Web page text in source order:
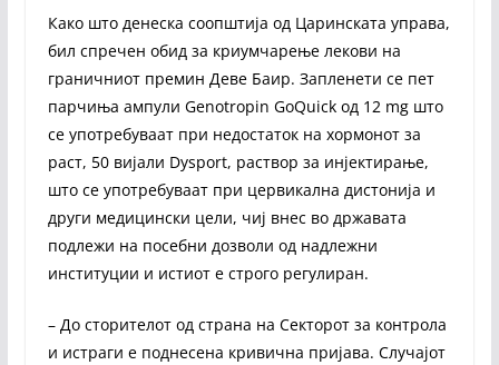
Како што денеска соопштија од Царинската управа,
бил спречен обид за криумчарење лекови на
граничниот премин Деве Баир. Запленети се пет
парчиња ампули Genotropin GoQuick од 12 mg што
се употребуваат при недостаток на хормонот за
раст, 50 вијали Dysport, раствор за инјектирање,
што се употребуваат при цервикална дистонија и
други медицински цели, чиј внес во државата
подлежи на посебни дозволи од надлежни
институции и истиот е строго регулиран.
– До сторителот од страна на Секторот за контрола
и истраги е поднесена кривична пријава. Случајот